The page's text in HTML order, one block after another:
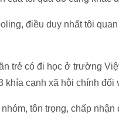
điều duy nhất tôi
trẻ có đi học ở trường
khía cạnh xã hội chính
tôn trọng, chấp